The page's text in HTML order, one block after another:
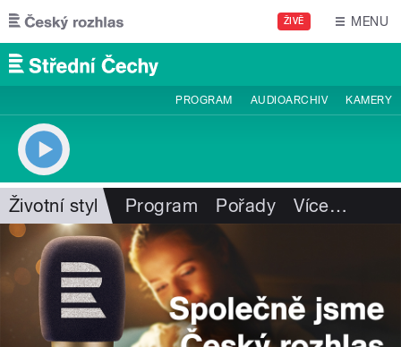
Přejít k hlavnímu obsahu
ŽIVĚ MENU
PROGRAM AUDIOARCHIV KAMERY
Životní styl Program Pořady Více…